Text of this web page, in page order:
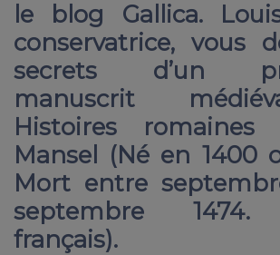
le blog Gallica.
conservatrice, vous
secrets d’un
manuscrit
Histoires
Mansel (Né en 1400
Mort entre
septembre 1474.
français).